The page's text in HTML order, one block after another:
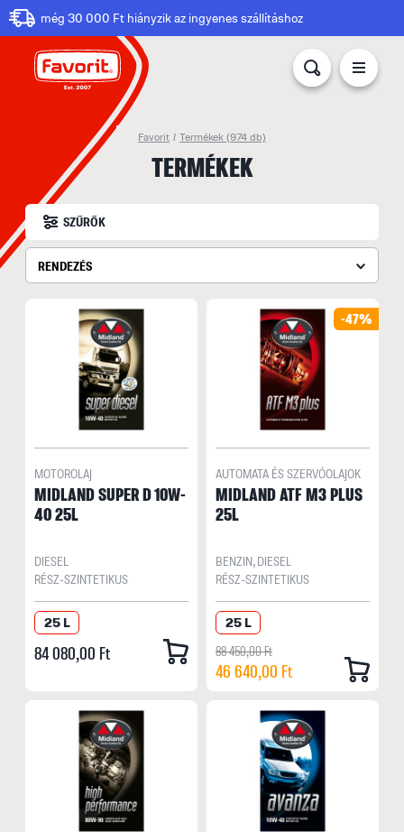
még 30 000 Ft hiányzik az ingyenes szállításhoz
Favorit / Termékek (974 db)
TERMÉKEK
SZŰRŐK
RENDEZÉS
MOTOROLAJ
MIDLAND SUPER D 10W-
40 25L
DIESEL
RÉSZ-SZINTETIKUS
25 L
84 080,00 Ft
-47%
AUTOMATA ÉS SZERVÓOLAJOK
MIDLAND ATF M3 PLUS
25L
BENZIN, DIESEL
RÉSZ-SZINTETIKUS
25 L
88 450,00 Ft
46 640,00 Ft